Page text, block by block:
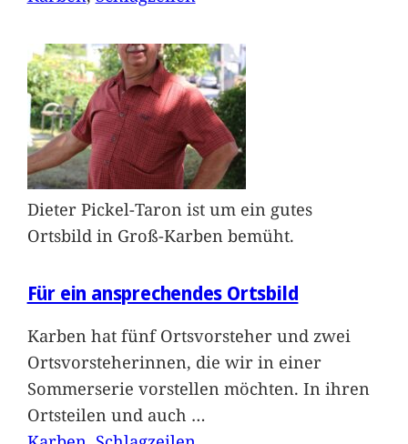
Dieter Pickel-Taron ist um ein gutes
Ortsbild in Groß-Karben bemüht.
Für ein ansprechendes Ortsbild
Karben hat fünf Ortsvorsteher und zwei
Ortsvorsteherinnen, die wir in einer
Sommerserie vorstellen möchten. In ihren
Ortsteilen und auch …